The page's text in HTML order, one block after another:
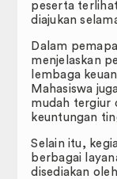
LAPORAN
Galeri
DOWNLOAD
Perpustakaan
peserta
diajukan
Dalam
menjelaskan
lembaga
Mahasiswa
mudah tergiur
keuntungan
Selain itu,
berbagai
disediakan